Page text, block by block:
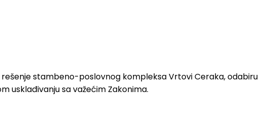
stambeno-poslovnog kompleksa Vrtovi Ceraka, odabiru
usklađivanju sa važećim Zakonima.